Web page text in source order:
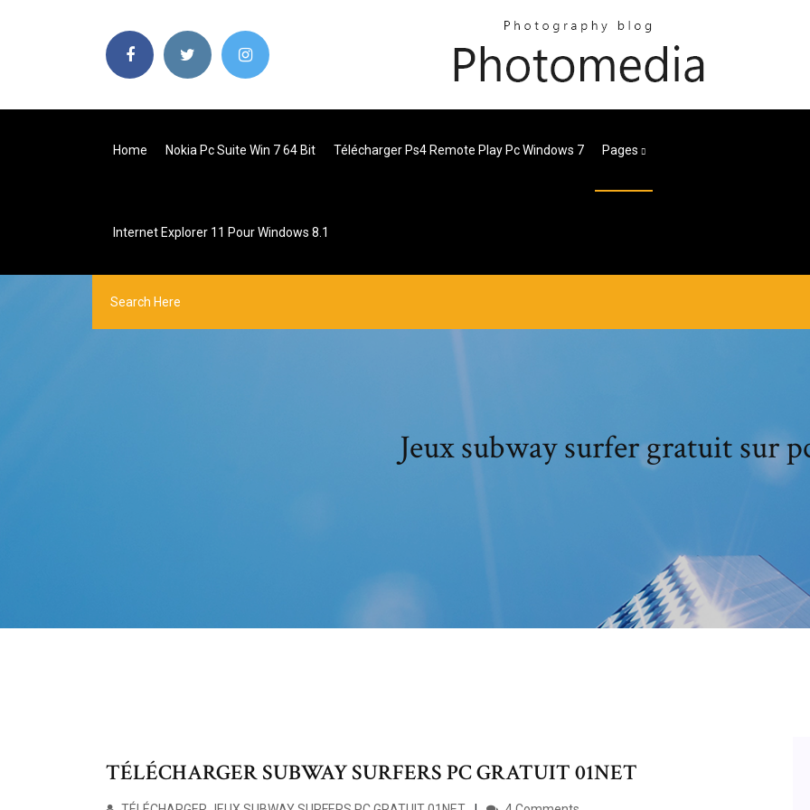
Home Nokia Pc Suite Win 7 64 Bit Télécharger Ps4 Remote Play Pc Windows 7 Pages
Internet Explorer 11 Pour Windows 8.1
Jeux subway surfer gratuit sur
TÉLÉCHARGER SUBWAY SURFERS PC GRATUIT 01NET